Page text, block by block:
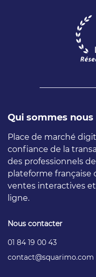
Qui sommes nous
Place de marché
confiance de la
des professionnels
plateforme française
ventes interactives
ligne.
Nous contacter
01 84 19 00 43
contact
squarimo com